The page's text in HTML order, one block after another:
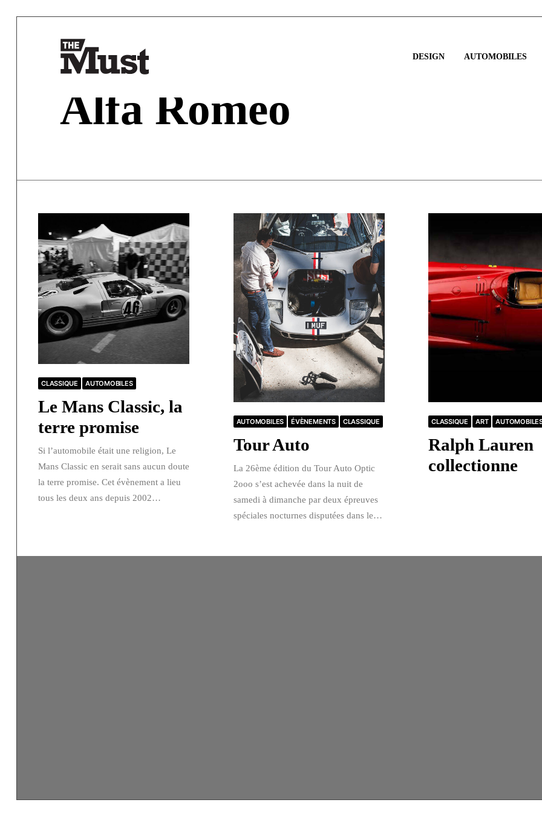
DESIGN AUTOMOBILES
Alfa Romeo
CLASSIQUE AUTOMOBILES
Le Mans Classic, la
terre promise
Si l’automobile était une religion, Le
Mans Classic en serait sans aucun doute
la terre promise. Cet évènement a lieu
tous les deux ans depuis 2002…
AUTOMOBILES ÉVÈNEMENTS CLASSIQUE
Tour Auto
La 26ème édition du Tour Auto Optic
2ooo s’est achevée dans la nuit de
samedi à dimanche par deux épreuves
spéciales nocturnes disputées dans le…
CLASSIQUE ART
Ralph Lauren
collectionne